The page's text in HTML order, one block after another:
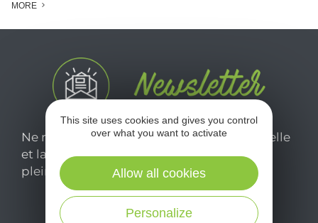
MORE
Ne manquez pas notre newsletter mensuelle
et laissez-vous inspirer pour profiter
pleinement de votre séjour en Aveyron.
This site uses cookies and gives you control
over what you want to activate
Personalize
Allow all cookies